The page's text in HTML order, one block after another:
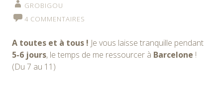
GROBIGOU
4 COMMENTAIRES
A toutes et à tous ! Je vous laisse tranquille pendant
5-6 jours, le temps de me ressourcer à Barcelone !
(Du 7 au 11)